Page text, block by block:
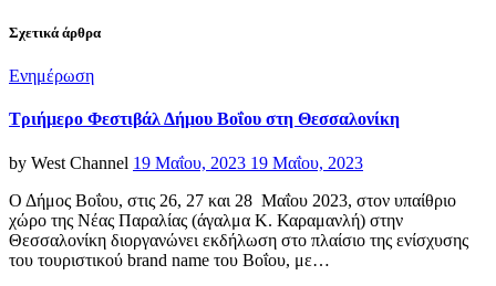
Σχετικά άρθρα
Categories
Ενημέρωση
Τριήμερο Φεστιβάλ Δήμου Βοΐου στη Θεσσαλονίκη
by West Channel Posted
19 Μαΐου, 2023 19 Μαΐου, 2023
Ο Δήμος Βοΐου, στις 26, 27 και 28 Μαΐου 2023, στον υπαίθριο
χώρο της Νέας Παραλίας (άγαλμα Κ. Καραμανλή) στην
Θεσσαλονίκη διοργανώνει εκδήλωση στο πλαίσιο της ενίσχυσης
του τουριστικού brand name του Βοΐου, με…